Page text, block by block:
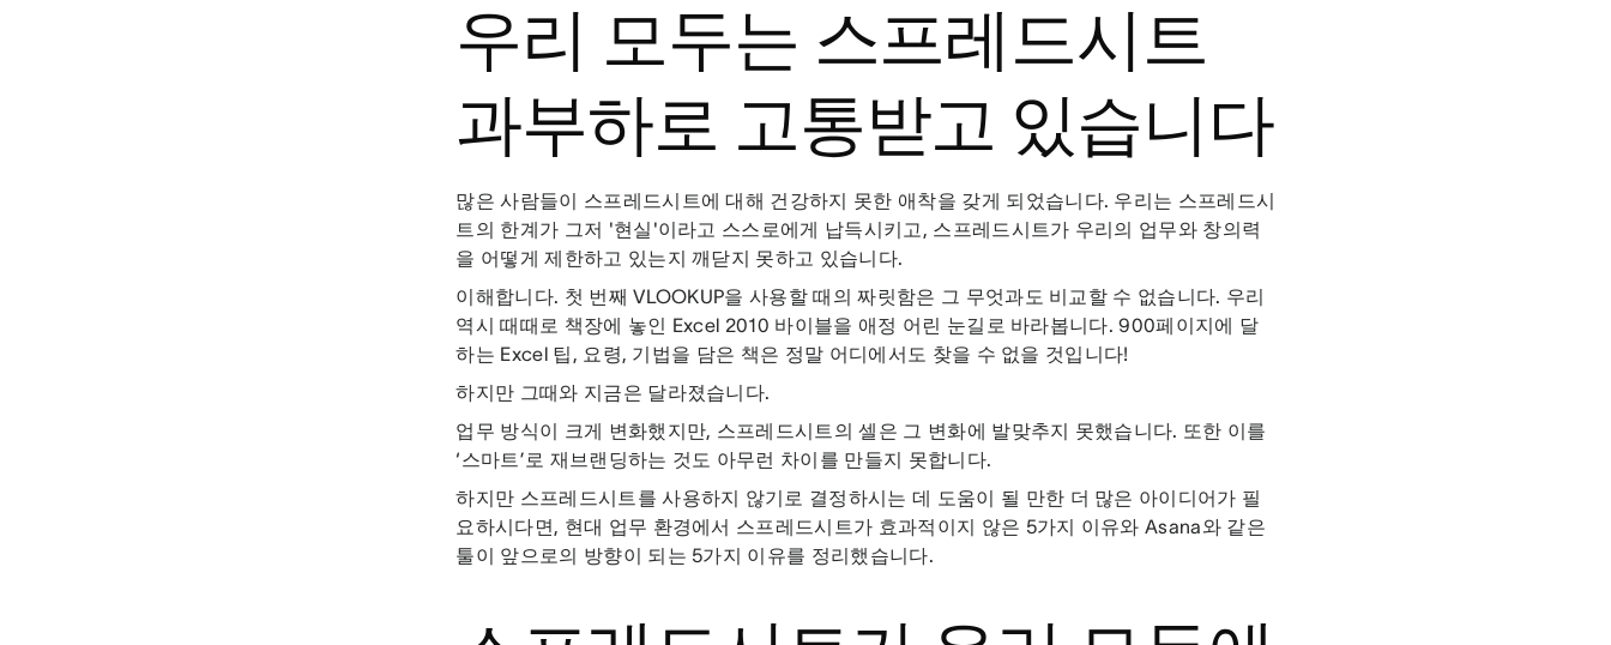
우리 모두는 스프레드시트
과부하로 고통받고 있습니다
많은 사람들이 스프레드시트에 대해 건강하지 못한 애착을 갖게 되었습니다. 우리는 스프레드시
트의 한계가 그저 '현실'이라고 스스로에게 납득시키고, 스프레드시트가 우리의 업무와 창의력
을 어떻게 제한하고 있는지 깨닫지 못하고 있습니다.
이해합니다. 첫 번째 VLOOKUP을 사용할 때의 짜릿함은 그 무엇과도 비교할 수 없습니다. 우리
역시 때때로 책장에 놓인 Excel 2010 바이블을 애정 어린 눈길로 바라봅니다. 900페이지에 달
하는 Excel 팁, 요령, 기법을 담은 책은 정말 어디에서도 찾을 수 없을 것입니다!
하지만 그때와 지금은 달라졌습니다.
업무 방식이 크게 변화했지만, 스프레드시트의 셀은 그 변화에 발맞추지 못했습니다. 또한 이를
‘스마트’로 재브랜딩하는 것도 아무런 차이를 만들지 못합니다.
하지만 스프레드시트를 사용하지 않기로 결정하시는 데 도움이 될 만한 더 많은 아이디어가 필
요하시다면, 현대 업무 환경에서 스프레드시트가 효과적이지 않은 5가지 이유와 Asana와 같은
툴이 앞으로의 방향이 되는 5가지 이유를 정리했습니다.